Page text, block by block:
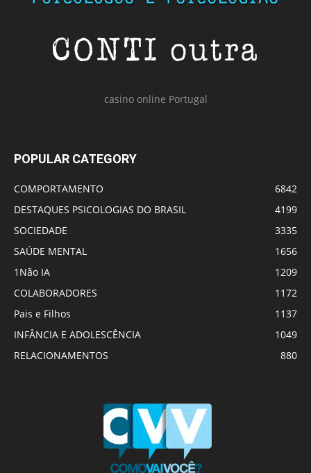
casino online Portugal
POPULAR CATEGORY
COMPORTAMENTO
6842
DESTAQUES PSICOLOGIAS DO BRASIL
4199
SOCIEDADE
3335
SAÚDE MENTAL
1656
1Não IA
1209
COLABORADORES
1172
Pais e Filhos
1137
INFÂNCIA E ADOLESCÊNCIA
1049
RELACIONAMENTOS
880